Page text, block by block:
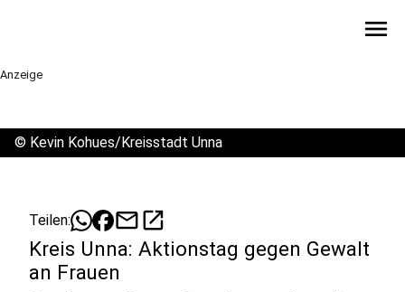
menu
Anzeige
© Kevin Kohues/Kreisstadt Unna
Teilen: mailopen_in_new
Kreis Unna: Aktionstag gegen Gewalt
an Frauen